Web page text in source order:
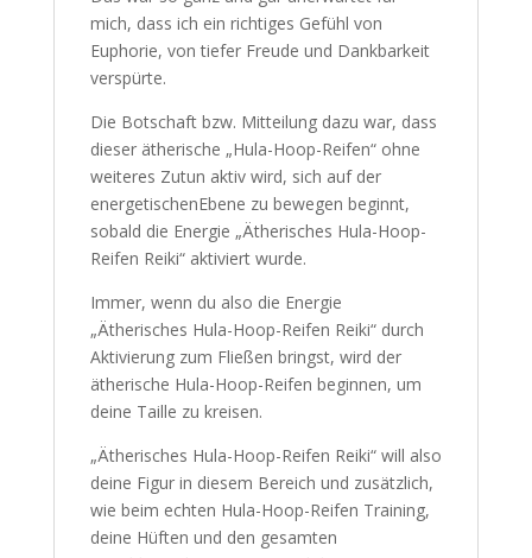
geprägt.
Das war so ganz und gar unerwartet für
mich, dass ich ein richtiges Gefühl von
Euphorie, von tiefer Freude und
Dankbarkeit verspürte.
Die Botschaft bzw. Mitteilung dazu war,
dass dieser ätherische „Hula-Hoop-Reifen“
ohne weiteres Zutun aktiv wird, sich auf der
energetischenEbene zu bewegen beginnt,
sobald die Energie „Ätherisches Hula-Hoop-
Reifen Reiki“ aktiviert wurde.
Immer, wenn du also die Energie
„Ätherisches Hula-Hoop-Reifen Reiki“ durch
Aktivierung zum Fließen bringst, wird der
ätherische Hula-Hoop-Reifen beginnen, um
deine Taille zu kreisen.
„Ätherisches Hula-Hoop-Reifen Reiki“ will
also deine Figur in diesem Bereich und